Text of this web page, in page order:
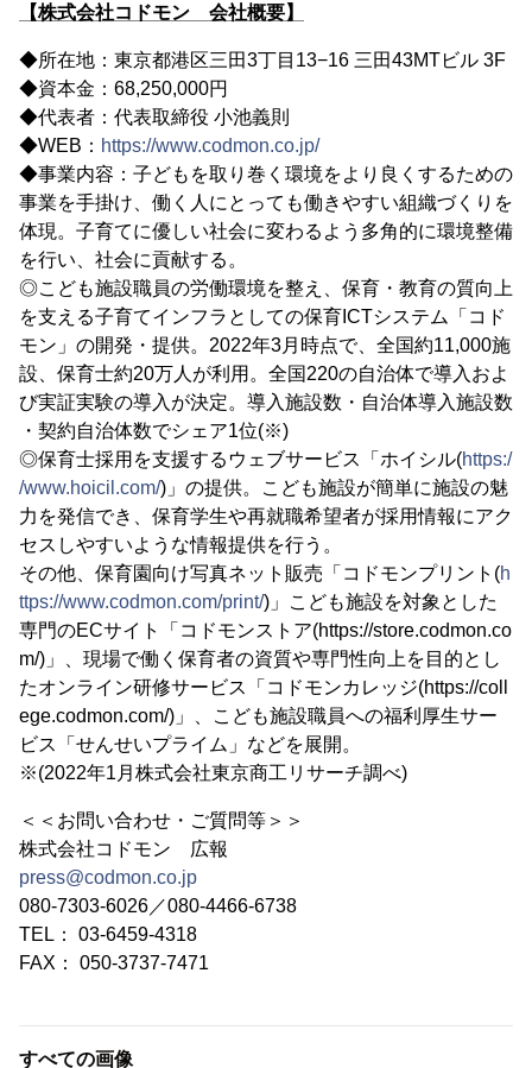
【株式会社コドモン 会社概要】
◆所在地：東京都港区三田3丁目13−16 三田43MTビル 3F
◆資本金：68,250,000円
◆代表者：代表取締役 小池義則
◆WEB： https://www.codmon.co.jp/
◆事業内容：子どもを取り巻く環境をより良くするための
事業を手掛け、働く人にとっても働きやすい組織づくりを
体現。子育てに優しい社会に変わるよう多角的に環境整備
を行い、社会に貢献する。
◎こども施設職員の労働環境を整え、保育・教育の質向上
を支える子育てインフラとしての保育ICTシステム「コド
モン」の開発・提供。2022年3月時点で、全国約11,000施
設、保育士約20万人が利用。全国220の自治体で導入およ
び実証実験の導入が決定。導入施設数・自治体導入施設数
・契約自治体数でシェア1位(※)
◎保育士採用を支援するウェブサービス「ホイシル(https:/
/www.hoicil.com/)」の提供。こども施設が簡単に施設の魅
力を発信でき、保育学生や再就職希望者が採用情報にアク
セスしやすいような情報提供を行う。
その他、保育園向け写真ネット販売「コドモンプリント(h
ttps://www.codmon.com/print/)」こども施設を対象とした
専門のECサイト「コドモンストア(https://store.codmon.co
m/)」、現場で働く保育者の資質や専門性向上を目的とし
たオンライン研修サービス「コドモンカレッジ(https://coll
ege.codmon.com/)」、こども施設職員への福利厚生サー
ビス「せんせいプライム」などを展開。
※(2022年1月株式会社東京商工リサーチ調べ)
＜＜お問い合わせ・ご質問等＞＞
株式会社コドモン 広報
press@codmon.co.jp
080-7303-6026／080-4466-6738
TEL： 03-6459-4318
FAX： 050-3737-7471
すべての画像